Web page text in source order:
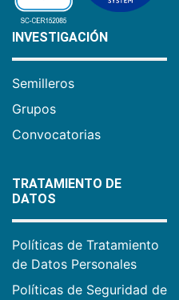
INVESTIGACIÓN
Semilleros
Grupos
Convocatorias
TRATAMIENTO DE
DATOS
Políticas de Tratamiento
de Datos Personales
Políticas de Seguridad de